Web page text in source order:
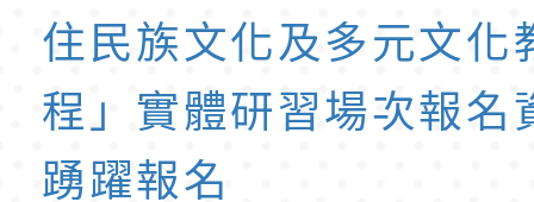
住民族文化及多元文化
程」實體研習場次報名
踴躍報名